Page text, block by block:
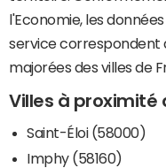
l'Economie, les
service correspondent
majorées des villes de
Villes à proximité
Saint-Éloi (58000)
Imphy (58160)